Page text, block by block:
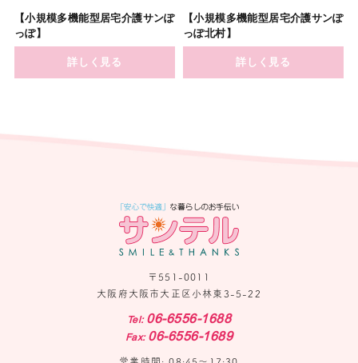
【小規模多機能型居宅介護サンぽ
っぽ】
詳しく見る
【小規模多機能型居宅介護サンぽ
っぽ北村】
詳しく見る
〒551-0011
大阪府大阪市大正区小林東3-5-22
Tel: 06-6556-1688
Fax: 06-6556-1689